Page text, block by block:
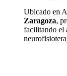
Ubicado en
Zaragoza,
facilitando el